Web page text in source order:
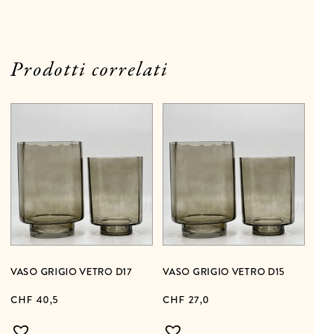
Prodotti correlati
VASO GRIGIO VETRO D17
CHF 40,5
VASO GRIGIO VETRO D15
CHF 27,0